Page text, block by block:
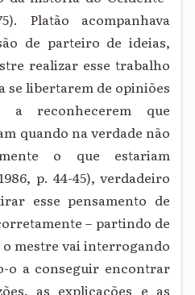
Platão acompanhava
de parteiro de ideias,
realizar esse trabalho
se libertarem de opiniões
a reconhecerem que
quando na verdade não
o que estariam
p. 44-45), verdadeiro
esse pensamento de
– partindo de
o mestre vai interrogando
o a conseguir encontrar
as explicações e as